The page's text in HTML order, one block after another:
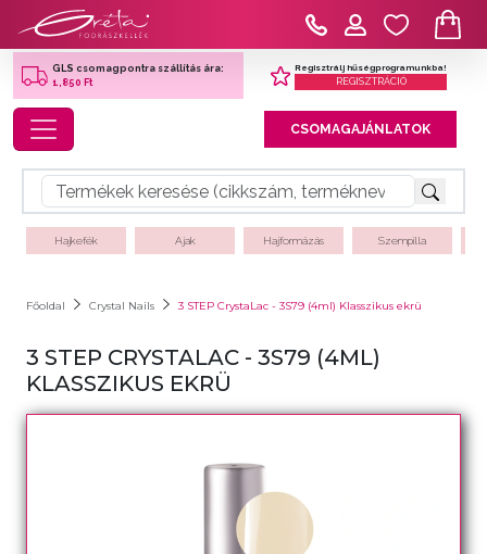
GLS csomagpontra szállítás ára:
1,850 Ft
Regisztrálj hűségprogramunkba!
REGISZTRÁCIÓ
Toggle navigation CSOMAGAJÁNLATOK
Hajkefék Ajak Hajformázás Szempilla
Főoldal Crystal Nails 3 STEP CrystaLac - 3S79 (4ml) Klasszikus ekrü
3 STEP CRYSTALAC - 3S79 (4ML)
KLASSZIKUS EKRÜ